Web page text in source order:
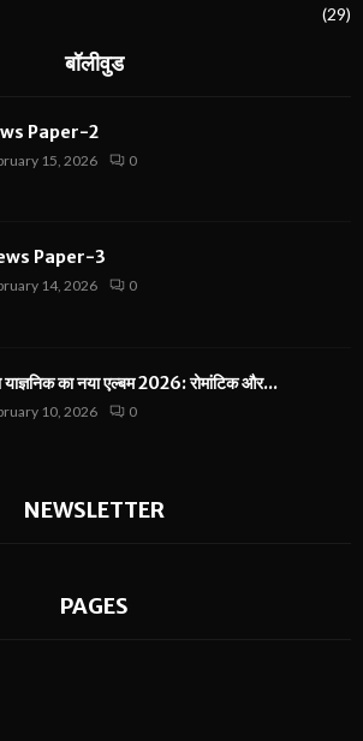
(29)
बॉलीवुड
Paper-2
15, 2026 0
Paper-3
14, 2026 0
का नया एल्बम 2026: रोमांटिक और...
10, 2026 0
NEWSLETTER
PAGES